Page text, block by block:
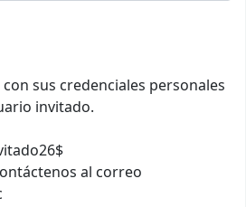
sus credenciales personales
invitado.
al correo